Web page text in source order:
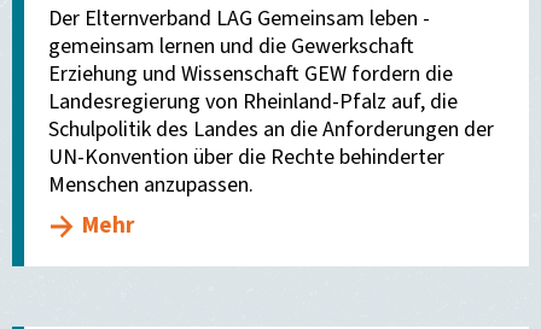
Der Elternverband LAG Gemeinsam leben -
gemeinsam lernen und die Gewerkschaft
Erziehung und Wissenschaft GEW fordern die
Landesregierung von Rheinland-Pfalz auf, die
Schulpolitik des Landes an die Anforderungen der
UN-Konvention über die Rechte behinderter
Menschen anzupassen.
Mehr